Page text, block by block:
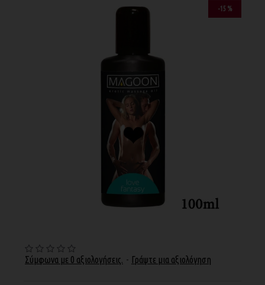
-15 %
Σύμφωνα με 0 αξιολογήσεις. - Γράψτε μια αξιολόγηση